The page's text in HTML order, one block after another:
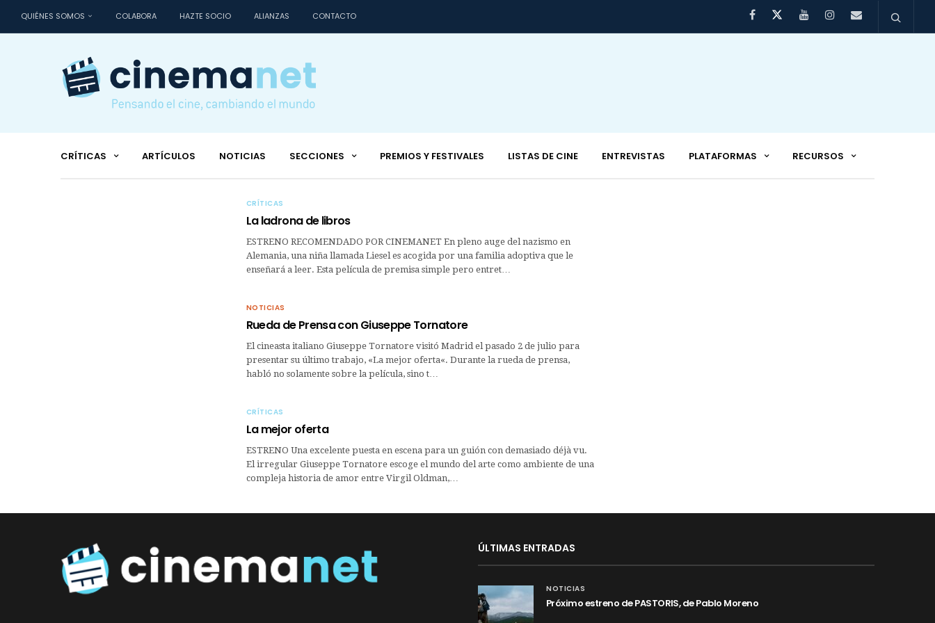
QUIÉNES SOMOS COLABORA HAZTE SOCIO ALIANZAS CONTACTO
CRÍTICAS ARTÍCULOS NOTICIAS SECCIONES PREMIOS Y FESTIVALES LISTAS DE CINE ENTREVISTAS PLATAFORMAS RECURSOS
CRÍTICAS
La ladrona de libros
ESTRENO RECOMENDADO POR CINEMANET En pleno auge del nazismo en
Alemania, una niña llamada Liesel es acogida por una familia adoptiva que le
enseñará a leer. Esta película de premisa simple pero entret…
NOTICIAS
Rueda de Prensa con Giuseppe Tornatore
El cineasta italiano Giuseppe Tornatore visitó Madrid el pasado 2 de julio para
presentar su último trabajo, «La mejor oferta«. Durante la rueda de prensa,
habló no solamente sobre la película, sino t…
CRÍTICAS
La mejor oferta
ESTRENO Una excelente puesta en escena para un guión con demasiado déjà vu.
El irregular Giuseppe Tornatore escoge el mundo del arte como ambiente de una
compleja historia de amor entre Virgil Oldman,…
ÚLTIMAS ENTRADAS
NOTICIAS
Próximo estreno de PASTORIS, de Pablo Moreno